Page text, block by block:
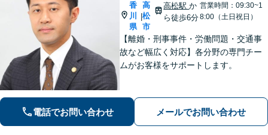
香
川
県
|
高
松
市
高松駅か
ら徒歩6分
営業時間：09:30~1
8:00（土日祝日）
【離婚・刑事事件・労働問題・交通事
故など幅広く対応】各分野の専門チー
ムがお客様をサポートします。
電話でお問い合わせ メールでお問い合わせ